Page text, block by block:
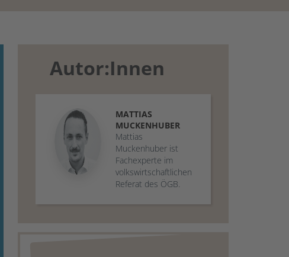
Autor:Innen
MATTIAS
MUCKENHUBER
Mattias
Muckenhuber ist
Fachexperte im
volkswirtschaftlichen
Referat des ÖGB.